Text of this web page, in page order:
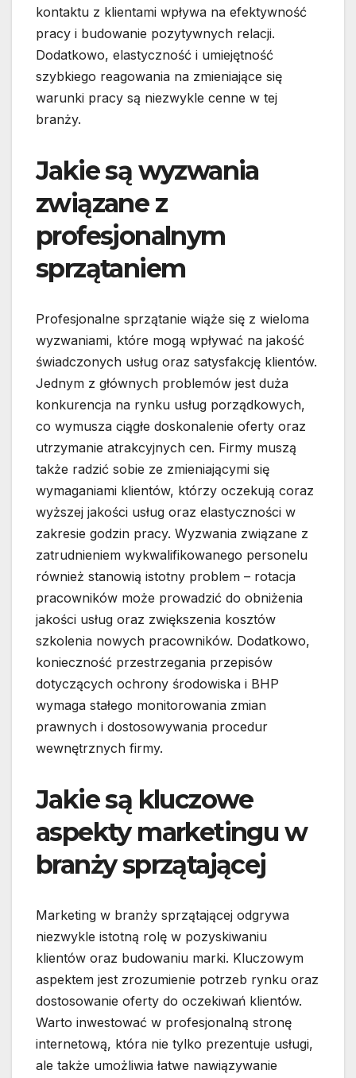
kontaktu z klientami wpływa na efektywność
pracy i budowanie pozytywnych relacji.
Dodatkowo, elastyczność i umiejętność
szybkiego reagowania na zmieniające się
warunki pracy są niezwykle cenne w tej
branży.
Jakie są wyzwania
związane z
profesjonalnym
sprzątaniem
Profesjonalne sprzątanie wiąże się z wieloma
wyzwaniami, które mogą wpływać na jakość
świadczonych usług oraz satysfakcję klientów.
Jednym z głównych problemów jest duża
konkurencja na rynku usług porządkowych,
co wymusza ciągłe doskonalenie oferty oraz
utrzymanie atrakcyjnych cen. Firmy muszą
także radzić sobie ze zmieniającymi się
wymaganiami klientów, którzy oczekują coraz
wyższej jakości usług oraz elastyczności w
zakresie godzin pracy. Wyzwania związane z
zatrudnieniem wykwalifikowanego personelu
również stanowią istotny problem – rotacja
pracowników może prowadzić do obniżenia
jakości usług oraz zwiększenia kosztów
szkolenia nowych pracowników. Dodatkowo,
konieczność przestrzegania przepisów
dotyczących ochrony środowiska i BHP
wymaga stałego monitorowania zmian
prawnych i dostosowywania procedur
wewnętrznych firmy.
Jakie są kluczowe
aspekty marketingu w
branży sprzątającej
Marketing w branży sprzątającej odgrywa
niezwykle istotną rolę w pozyskiwaniu
klientów oraz budowaniu marki. Kluczowym
aspektem jest zrozumienie potrzeb rynku oraz
dostosowanie oferty do oczekiwań klientów.
Warto inwestować w profesjonalną stronę
internetową, która nie tylko prezentuje usługi,
ale także umożliwia łatwe nawiązywanie